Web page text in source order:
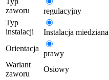
zaworu
regulacyjny
Typ
instalacji
Instalacja
Orientacja
prawy
Wariant
zaworu
Osiowy